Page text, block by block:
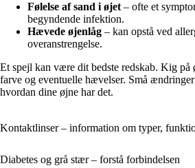
Følelse af sand i øjet – ofte et
begyndende infektion.
Hævede øjenlåg – kan opstå ved
overanstrengelse.
Et spejl kan være dit bedste redskab. Kig på
farve og eventuelle hævelser. Små
hvordan dine øjne har det.
Kontaktlinser – information om typer,
Diabetes og grå stær – forstå forbindelsen